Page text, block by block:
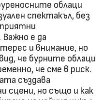
облаци
спектакъл, без
Важно е да
и внимание, но
че бурните облаци
че сме в риск.
създава
сцени, но също и как